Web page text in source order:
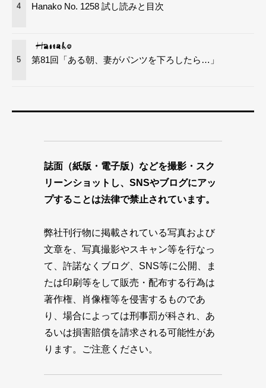
4 Hanako No. 1258 試し読みと目次
5 第81回「ある朝、妻がパンツを下ろしたら…」
誌面（紙版・電子版）などを撮影・スク
リーンショットし、SNSやブログにアッ
プすることは法律で禁止されています。
弊社刊行物に掲載されている写真および
文章を、写真撮影やスキャン等を行なっ
て、許諾なくブログ、SNS等に公開、ま
たは印刷等をして販売・配布する行為は
著作権、肖像権等を侵害するものであ
り、場合によっては刑事罰が科され、あ
るいは損害賠償を請求される可能性があ
ります。ご注意ください。